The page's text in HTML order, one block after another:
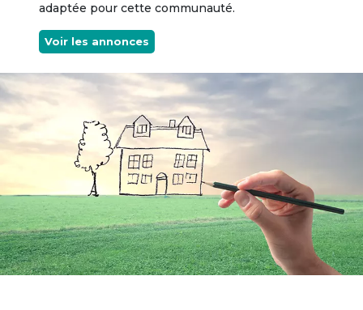
adaptée pour cette communauté.
Voir les annonces